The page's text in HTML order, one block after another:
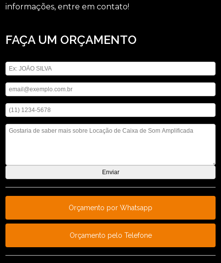
informações, entre em contato!
FAÇA UM ORÇAMENTO
Orçamento por Whatsapp
Orçamento pelo Telefone